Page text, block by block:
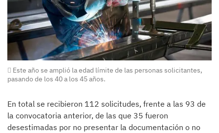
Este año se amplió la edad límite de las personas solicitantes,
pasando de los 40 a los 45 años.
En total se recibieron 112 solicitudes, frente a las 93 de
la convocatoria anterior, de las que 35 fueron
desestimadas por no presentar la documentación o no